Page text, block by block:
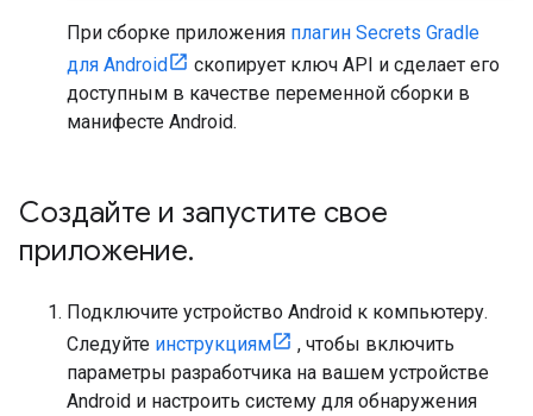
При сборке приложения плагин Secrets Gradle
для Android
скопирует ключ API и сделает его
доступным в качестве переменной сборки в
манифесте Android.
Создайте и запустите свое
приложение.
Подключите устройство Android к компьютеру.
Следуйте инструкциям
, чтобы включить
параметры разработчика на вашем устройстве
Android и настроить систему для обнаружения